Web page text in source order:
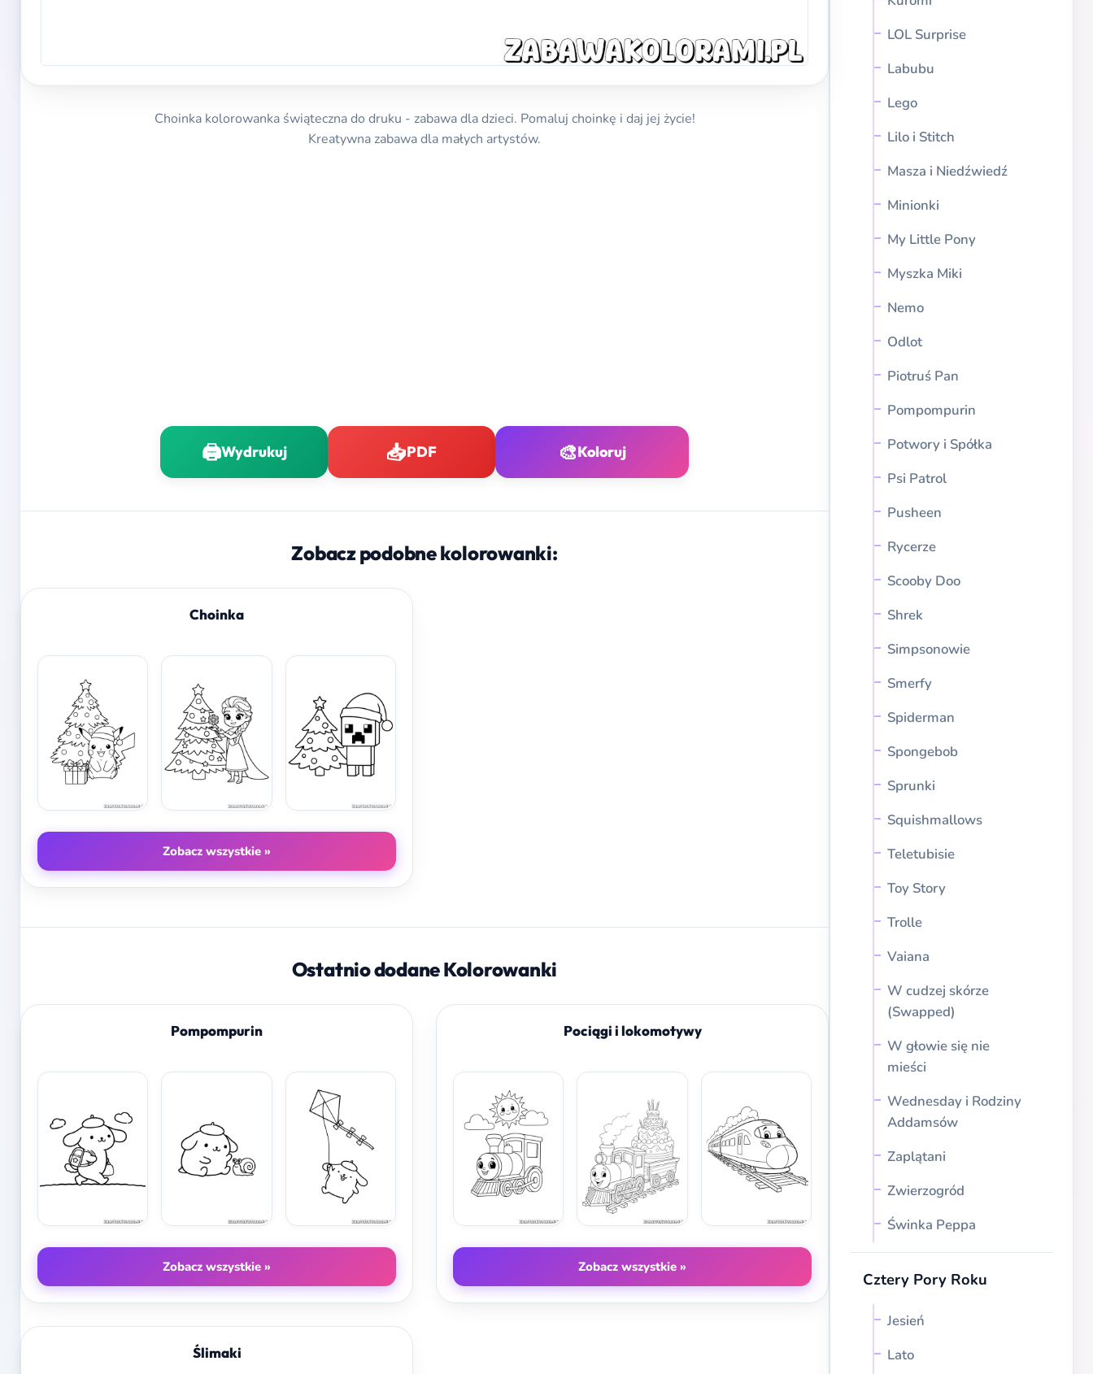
LOL Surprise
Labubu
Lego
Lilo i Stitch
Masza i Niedźwiedź
Minionki
My Little Pony
Myszka Miki
Nemo
Odlot
Piotruś Pan
Pompompurin
Potwory i Spółka
Psi Patrol
Pusheen
Rycerze
Scooby Doo
Shrek
Simpsonowie
Smerfy
Spiderman
Spongebob
Sprunki
Squishmallows
Teletubisie
Toy Story
Trolle
Vaiana
W cudzej skórze
(Swapped)
W głowie się nie
mieści
Wednesday i Rodziny
Addamsów
Zaplątani
Zwierzogród
Świnka Peppa
Cztery Pory Roku
Jesień
Lato
Choinka kolorowanka świąteczna do druku - zabawa dla dzieci. Pomaluj choinkę i daj jej życie!
Kreatywna zabawa dla małych artystów.
🖨️Wydrukuj 📥PDF 🎨Koloruj
Zobacz podobne kolorowanki:
Choinka
Zobacz wszystkie »
Ostatnio dodane Kolorowanki
Pompompurin
Zobacz wszystkie »
Pociągi i lokomotywy
Zobacz wszystkie »
Ślimaki